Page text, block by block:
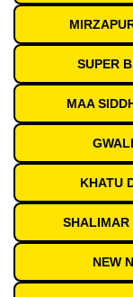
SUPER
MAA
KHATU
SHALIMAR
NEW